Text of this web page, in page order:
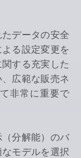
データの安全
る設定変更を
する充実した
広範な販売ネ
非常に重要で
分解能）のバ
モデルを選択